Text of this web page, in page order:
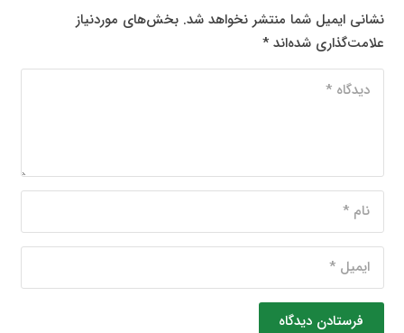
نشانی ایمیل شما منتشر نخواهد شد. بخش‌های موردنیاز
علامت‌گذاری شده‌اند*
فرستادن دیدگاه